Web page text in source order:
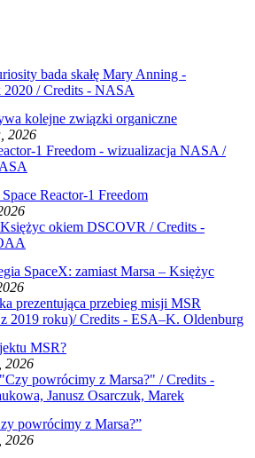
kolejne związki organiczne
2026
Reactor‑1 Freedom
SpaceX: zamiast Marsa – Księżyc
MSR?
2026
powrócimy z Marsa?”
2026